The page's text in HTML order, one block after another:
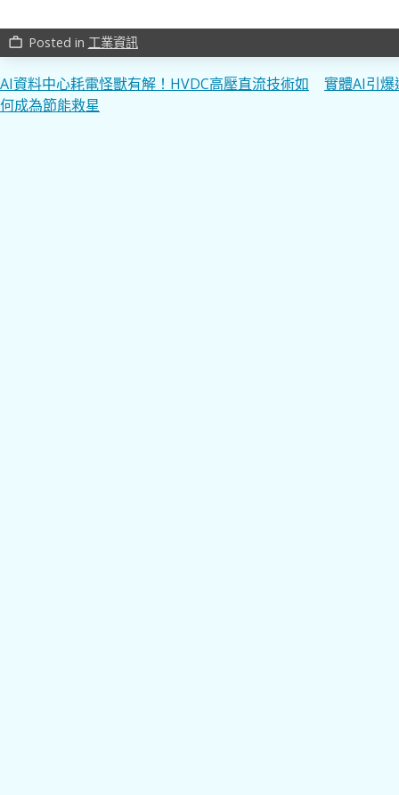
work_outline Posted in 工業資訊
文
章
AI資料中心耗電怪獸有解！HVDC高壓直流技術如
何成為節能救星
實體AI引